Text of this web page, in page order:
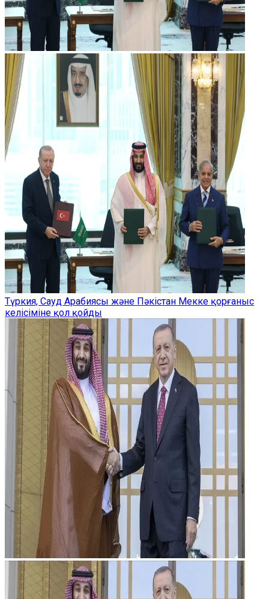
Түркия, Сауд Арабиясы және Пәкістан Мекке қорғаныс
келісіміне қол қойды